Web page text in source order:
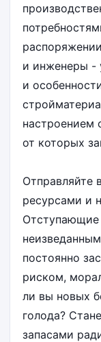
и инженеры -
и
настроением
от которых
Отправляйте
ресурсами и
Отступающие
постоянно
риском,
ли вы новых
голода?
запасами